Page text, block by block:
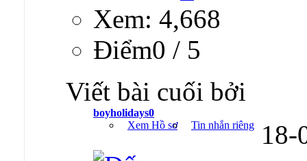
Xem: 4,668
Ðiểm0 / 5
Viết bài cuối bởi
boyholidays0
Xem Hồ sơ
Tin nhắn riêng